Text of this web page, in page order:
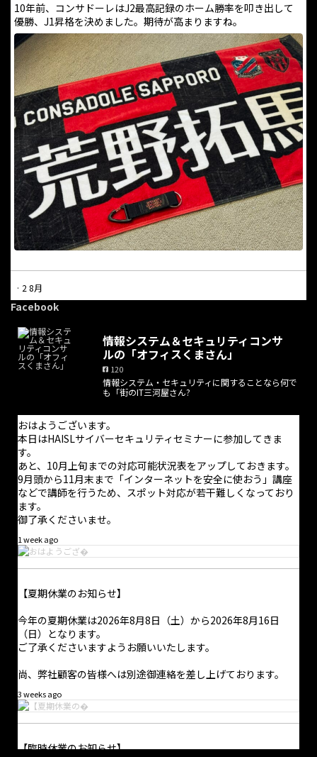
10年前、コンサドーレはJ2最高記録のホーム勝率を叩き出して
優勝、J1昇格を決めました。期待が高まりますね。
· 2 8月
本日は休業日となっています。
電話での問合せにつきましては受け付けておりません。問合せに
ついては問合せフォームからのみ受け付けており、返信は適宜行
っております。また、オンライン打合せの予約はホームページか
ら随時可能です。
お手数をお掛けしますが、よろしくお願い致します。
Facebook
情報システム＆セキュリティコンサ
ルの「オフィスくまさん」
120
情報システム・セキュリティに関することなら何で
も「街のIT三河屋さん?
おはようございます。
本日はHAISLサイバーセキュリティセミナーに参加してきま
す。
あと、10月上旬までの対応可能状況表をアップしておきます。
9月頭から11月末まで「インターネットを安全に使おう」講座
などで講師を行うため、スポット対応が若干難しくなっており
ます。
御了承くださいませ。
1 week ago
【夏期休業のお知らせ】
今年の夏期休業は2026年8月8日（土）から2026年8月16日
（日）となります。
ご了承くださいますようお願いいたします。
尚、弊社顧客の皆様へは別途御連絡を差し上げております。
3 weeks ago
【臨時休業のお知らせ】